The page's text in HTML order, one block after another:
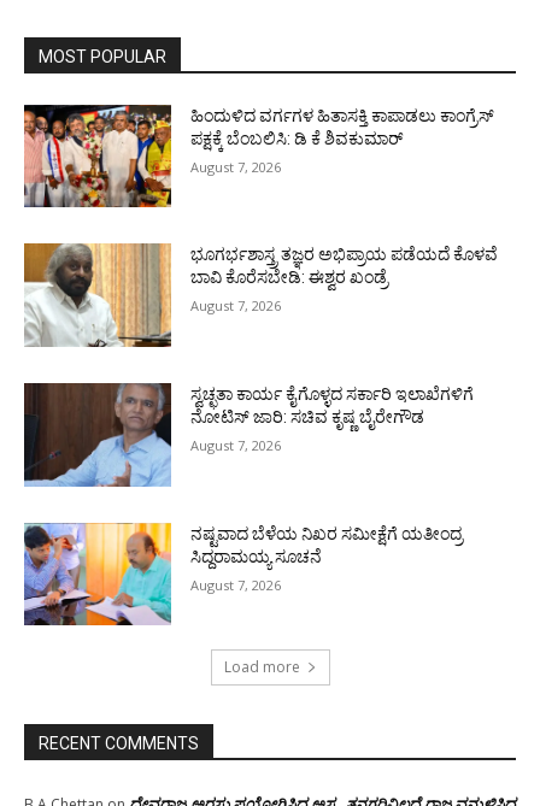
MOST POPULAR
ಹಿಂದುಳಿದ ವರ್ಗಗಳ ಹಿತಾಸಕ್ತಿ ಕಾಪಾಡಲು ಕಾಂಗ್ರೆಸ್
ಪಕ್ಷಕ್ಕೆ ಬೆಂಬಲಿಸಿ: ಡಿ ಕೆ ಶಿವಕುಮಾರ್
August 7, 2026
ಭೂಗರ್ಭಶಾಸ್ತ್ರ ತಜ್ಞರ ಅಭಿಪ್ರಾಯ ಪಡೆಯದೆ ಕೊಳವೆ
ಬಾವಿ ಕೊರೆಸಬೇಡಿ: ಈಶ್ವರ ಖಂಡ್ರೆ
August 7, 2026
ಸ್ವಚ್ಛತಾ ಕಾರ್ಯ ಕೈಗೊಳ್ಳದ ಸರ್ಕಾರಿ ಇಲಾಖೆಗಳಿಗೆ
ನೋಟಿಸ್ ಜಾರಿ: ಸಚಿವ ಕೃಷ್ಣ ಬೈರೇಗೌಡ
August 7, 2026
ನಷ್ಟವಾದ ಬೆಳೆಯ ನಿಖರ ಸಮೀಕ್ಷೆಗೆ ಯತೀಂದ್ರ
ಸಿದ್ದರಾಮಯ್ಯ ಸೂಚನೆ
August 7, 2026
Load more
RECENT COMMENTS